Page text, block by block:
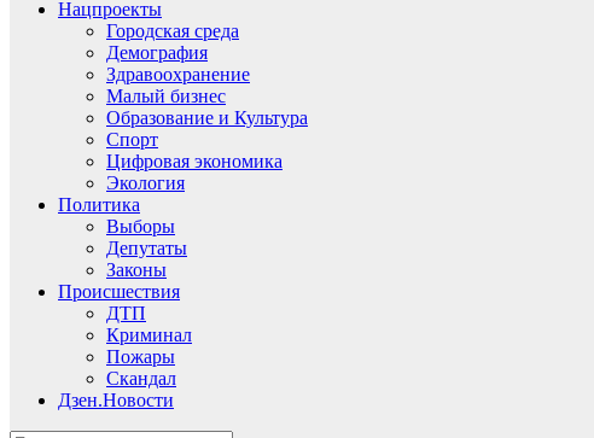
Нацпроекты
Городская среда
Демография
Здравоохранение
Малый бизнес
Образование и Культура
Спорт
Цифровая экономика
Экология
Политика
Выборы
Депутаты
Законы
Происшествия
ДТП
Криминал
Пожары
Скандал
Дзен.Новости